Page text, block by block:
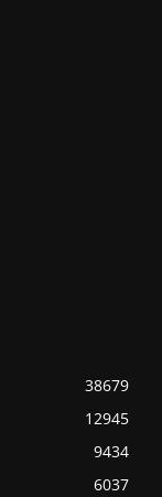
38679
12945
9434
6037